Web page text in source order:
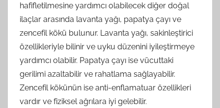
hafifletilmesine yardımcı olabilecek diğer doğal
ilaçlar arasında lavanta yağı, papatya çayı ve
zencefil kökü bulunur. Lavanta yağı, sakinleştirici
özellikleriyle bilinir ve uyku düzenini iyileştirmeye
yardımcı olabilir. Papatya çayı ise vücuttaki
gerilimi azaltabilir ve rahatlama sağlayabilir.
Zencefil kökünün ise anti-enflamatuar özellikleri
vardır ve fiziksel ağrılara iyi gelebilir.